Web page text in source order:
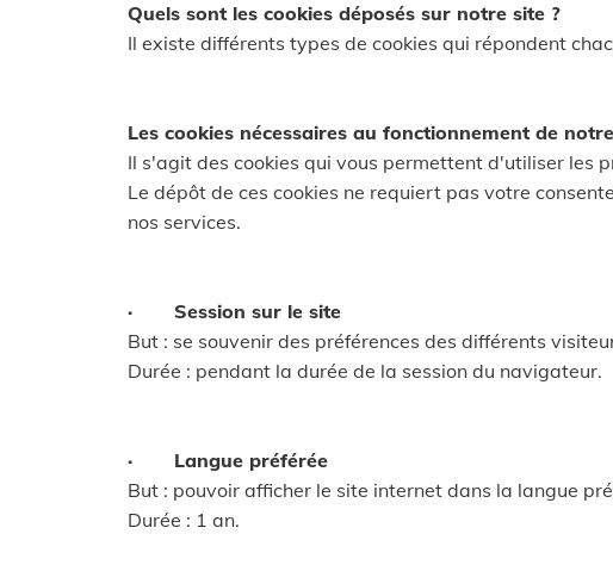
Quels sont les cookies déposés sur notre site ?
Il existe différents types de cookies qui répondent
Les cookies nécessaires au fonctionnement de
Il s'agit des cookies qui vous permettent d'utiliser les
Le dépôt de ces cookies ne requiert pas votre
nos services.
· Session sur le site
But : se souvenir des préférences des différents
Durée : pendant la durée de la session du navigateur.
· Langue préférée
But : pouvoir afficher le site internet dans la langue
Durée : 1 an.